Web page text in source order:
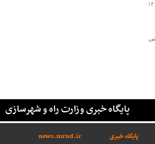
دولتی
پایگاه خبری وزارت راه و شهرسازی
پایگاه خبری news.mrud.ir